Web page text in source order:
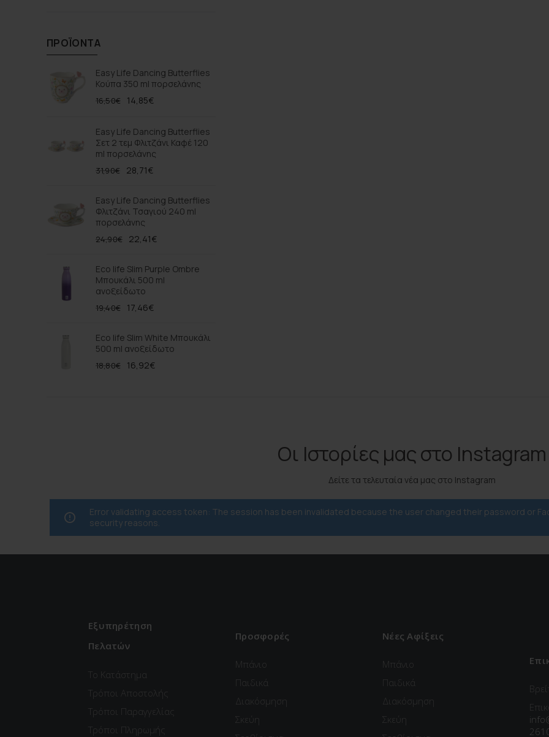
ΠΡΟΪΌΝΤΑ
Easy Life Dancing Butterflies
Κούπα 350 ml πορσελάνης
16,50€ 14,85€
Easy Life Dancing Butterflies
Σετ 2 τεμ Φλιτζάνι Καφέ 120
ml πορσελάνης
31,90€ 28,71€
Easy Life Dancing Butterflies
Φλιτζάνι Τσαγιού 240 ml
πορσελάνης
24,90€ 22,41€
Eco life Slim Purple Ombre
Μπουκάλι 500 ml
ανοξείδωτο
19,40€ 17,46€
Eco life Slim White Μπουκάλι
500 ml ανοξείδωτο
18,80€ 16,92€
Οι Ιστορίες μας στο Instagram
Δείτε τα τελευταία νέα μας στο Instagram
Error validating access token: The session has been invalidated because the user changed their password or
security reasons.
Εξυπηρέτηση
Πελατών
Το Κατάστημα
Τρόποι Αποστολής
Τρόποι Παραγγελίας
Τρόποι Πληρωμής
Προσφορές
Μπάνιο
Παιδικά
Διακόσμηση
Σκεύη
Νέες Αφίξεις
Μπάνιο
Παιδικά
Διακόσμηση
Σκεύη